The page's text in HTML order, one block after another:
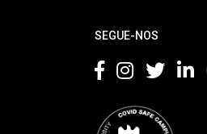
SEGUE-NOS